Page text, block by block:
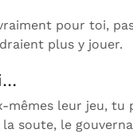
pour toi,
plus y jouer.
leur jeu,
soute, le